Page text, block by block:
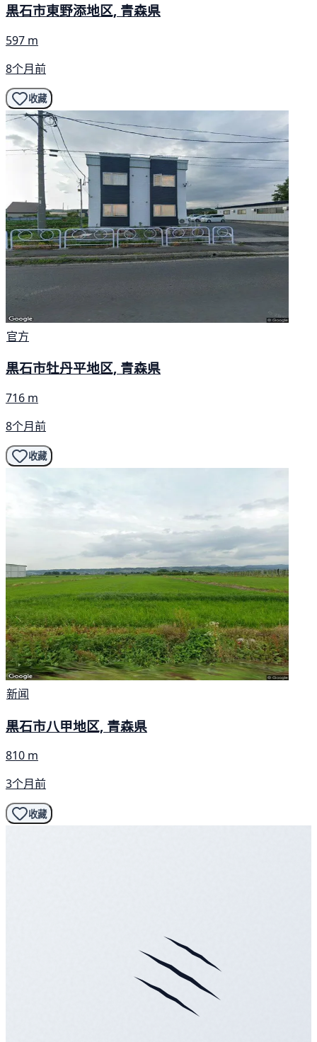
黒石市東野添地区, 青森県
597 m
8个月前
收藏
官方
黒石市牡丹平地区, 青森県
716 m
8个月前
收藏
新闻
黒石市八甲地区, 青森県
810 m
3个月前
收藏